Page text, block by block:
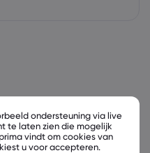
ondersteuning via live
te laten zien die mogelijk
vindt om cookies van
u voor accepteren.